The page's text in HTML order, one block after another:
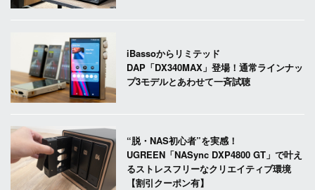
iBassoからリミテッド
DAP「DX340MAX」登場！通常ラインナッ
プ3モデルとあわせて一斉試聴
“脱・NAS初心者”を実感！
UGREEN「NASync DXP4800 GT」で叶え
るストレスフリーなクリエイティブ環境
【割引クーポン有】